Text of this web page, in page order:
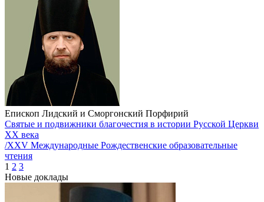
Епископ Лидский и Сморгонский Порфирий
Святые и подвижники благочестия в истории Русской Церкви
XX века
/XXV Международные Рождественские образовательные
чтения
1 2 3
Новые доклады